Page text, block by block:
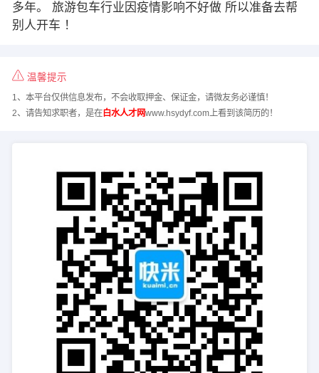
多年。 旅游包车行业因疫情影响不好做 所以准备去帮
别人开车 ！
温馨提示
1、本平台仅供信息发布，不会收取押金、保证金，请微友务必谨慎！
2、请告知求职者，是在白水人才网www.hsydyf.com上看到该简历的！